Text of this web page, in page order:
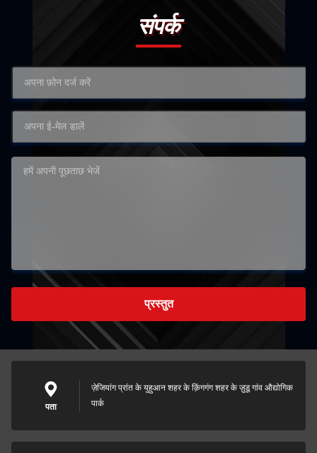
संपर्क
प्रस्तुत
पता
ज़ेजियांग प्रांत के युहुआन शहर के क़िंगगंग शहर के ज़ुडू गांव औद्योगिक
पार्क